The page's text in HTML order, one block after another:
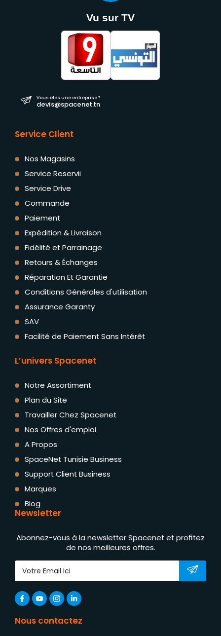
Vu sur TV
Vous êtes une entreprise ?
devis@spacenet.tn
Service Client
Nos Magasins
Service Reservii
Service Drive
Commande
Paiement
Expédition & Livraison
Fidélité et Parrainage
Retours & Échanges
Réparation Et Garantie
Conditions Générales d'utilisation
Assurance Garanty
SAV
Facilité de Paiement Sans Intérêt
L’univers Spacenet
Notre Assortiment
Plan du Site
Travailler Chez Spacenet
Nos Offres d'emploi
A Propos
SpaceNet Tunisie Business
Support Client Business
Marques
Blog
Newsletter
Abonnez-vous à la newsletter Spacenet et profitez
de nos meilleures offres.
Nous contactez